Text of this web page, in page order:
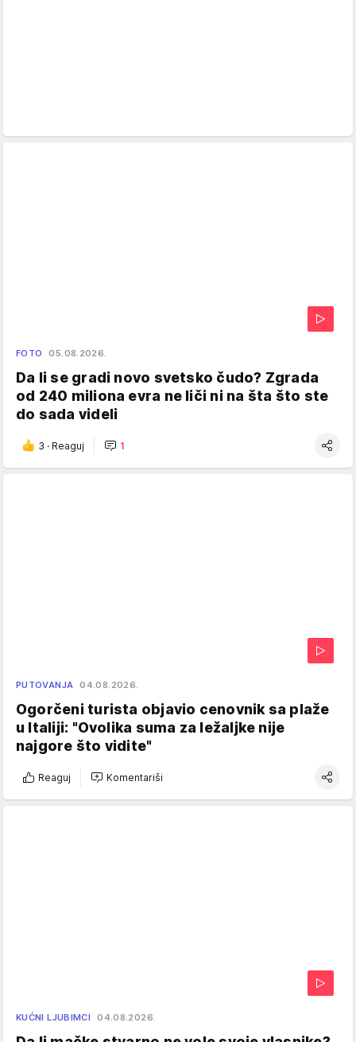
FOTO 05.08.2026.
Da li se gradi novo svetsko čudo? Zgrada
od 240 miliona evra ne liči ni na šta što ste
do sada videli
3 · Reaguj 1
PUTOVANJA 04.08.2026.
Ogorčeni turista objavio cenovnik sa plaže
u Italiji: "Ovolika suma za ležaljke nije
najgore što vidite"
Reaguj Komentariši
KUĆNI LJUBIMCI 04.08.2026.